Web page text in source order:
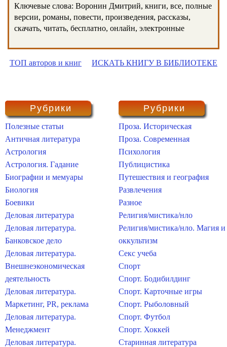
Ключевые слова: Воронин Дмитрий, книги, все, полные
версии, романы, повести, произведения, рассказы,
скачать, читать, бесплатно, онлайн, электронные
ТОП авторов и книг ИСКАТЬ КНИГУ В БИБЛИОТЕКЕ
Рубрики
Полезные статьи
Античная литература
Астрология
Астрология. Гадание
Биографии и мемуары
Биология
Боевики
Деловая литература
Деловая литература.
Банковское дело
Деловая литература.
Внешнеэкономическая
деятельность
Деловая литература.
Маркетинг, PR, реклама
Деловая литература.
Менеджмент
Деловая литература.
Рубрики
Проза. Историческая
Проза. Современная
Психология
Публицистика
Путешествия и география
Развлечения
Разное
Религия/мистика/нло
Религия/мистика/нло. Магия и
оккультизм
Секс учеба
Спорт
Спорт. Бодибилдинг
Спорт. Карточные игры
Спорт. Рыболовный
Спорт. Футбол
Спорт. Хоккей
Старинная литература